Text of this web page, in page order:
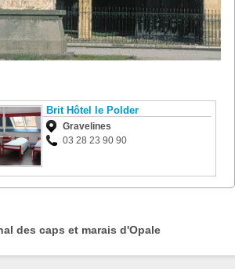
Brit Hôtel le Polder
Gravelines
03 28 23 90 90
des caps et marais d'Opale